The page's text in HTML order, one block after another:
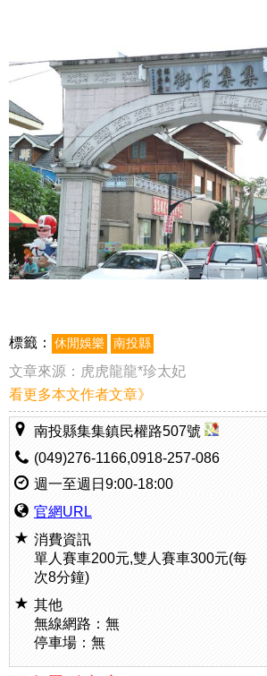
標籤： 休閒娛樂 南投縣
文章來源： 虎虎龍龍*珍太妃
看更多本文作者文章》
南投縣集集鎮民權路507號
(049)276-1166,0918-257-086
週一至週日9:00-18:00
官網URL
消費資訊
單人賽車200元,雙人賽車300元(每
次8分鐘)
其他
無線網路：無
停車場：無